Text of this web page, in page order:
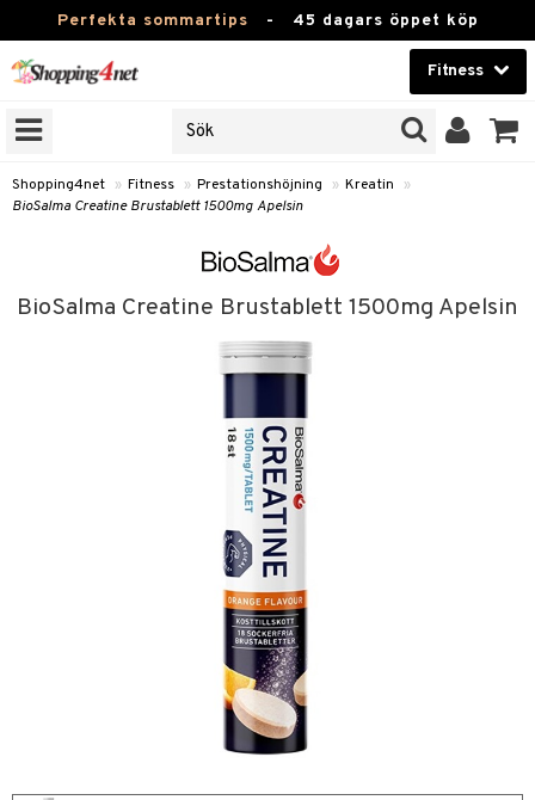
Perfekta sommartips - 45 dagars öppet köp
Fitness
Skönhet
Kontaktlinser
Fitness
Shopping4net » Fitness » Prestationshöjning » Kreatin
»
BioSalma Creatine Brustablett 1500mg Apelsin
BioSalma Creatine Brustablett 1500mg Apelsin
& Tabletter